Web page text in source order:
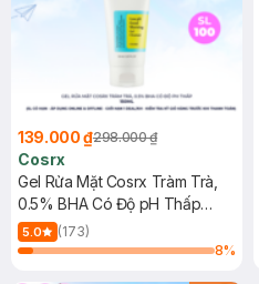
139.000 ₫298.000 ₫
Cosrx
Gel Rửa Mặt Cosrx Tràm Trà,
0.5% BHA Có Độ pH Thấp
150ml
5.0
(173)
8%